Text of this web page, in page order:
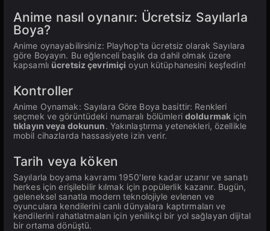
Anime nasıl oynanır: Ücretsiz Sayılarla
Boya?
Anime oynayabilirsiniz: Playhop'ta ücretsiz olarak Sayılara
göre Boyayın. Bu eğlenceli başlık da dahil olmak üzere
kapsamlı ücretsiz çevrimiçi oyun kütüphanesini keşfedin!
Kontroller
Anime Oynamak: Sayılara Göre Boya basittir: Renkleri
seçmek ve görüntüdeki numaralı bölümleri doldurmak için
tıklayın veya dokunun. Yakınlaştırma yetenekleri, özellikle
mobil cihazlarda hassasiyete izin verir.
Tarih veya köken
Sayılarla boyama kavramı 1950'lere kadar uzanır ve sanatı
herkes için erişilebilir kılmak için popülerlik kazanır. Bugün,
geleneksel sanatla modern teknolojiyle evlenen ve
oyunculara kendilerini canlı dünyalara kaptırmaları ve
kendilerini rahatlatmaları için yenilikçi bir yol sağlayan dijital
bir ortama dönüştü.